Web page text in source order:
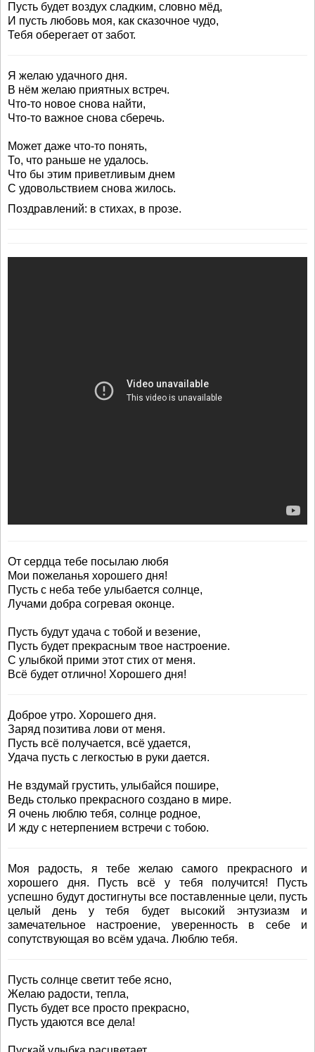
Пусть будет воздух сладким, словно мёд,
И пусть любовь моя, как сказочное чудо,
Тебя оберегает от забот.
Я желаю удачного дня.
В нём желаю приятных встреч.
Что-то новое снова найти,
Что-то важное снова сберечь.
Может даже что-то понять,
То, что раньше не удалось.
Что бы этим приветливым днем
С удовольствием снова жилось.
Поздравлений: в стихах, в прозе.
От сердца тебе посылаю любя
Мои пожеланья хорошего дня!
Пусть с неба тебе улыбается солнце,
Лучами добра согревая оконце.
Пусть будут удача с тобой и везение,
Пусть будет прекрасным твое настроение.
С улыбкой прими этот стих от меня.
Всё будет отлично! Хорошего дня!
Доброе утро. Хорошего дня.
Заряд позитива лови от меня.
Пусть всё получается, всё удается,
Удача пусть с легкостью в руки дается.
Не вздумай грустить, улыбайся пошире,
Ведь столько прекрасного создано в мире.
Я очень люблю тебя, солнце родное,
И жду с нетерпением встречи с тобою.
Моя радость, я тебе желаю самого прекрасного и
хорошего дня. Пусть всё у тебя получится! Пусть
успешно будут достигнуты все поставленные цели, пусть
целый день у тебя будет высокий энтузиазм и
замечательное настроение, уверенность в себе и
сопутствующая во всём удача. Люблю тебя.
Пусть солнце светит тебе ясно,
Желаю радости, тепла,
Пусть будет все просто прекрасно,
Пусть удаются все дела!